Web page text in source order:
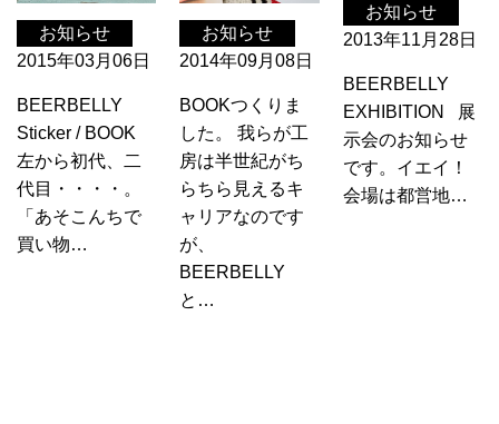
お知らせ
2015年03月06日
BEERBELLY
Sticker / BOOK
左から初代、二
代目・・・・。
「あそこんちで
買い物…
お知らせ
2014年09月08日
BOOKつくりま
した。 我らが工
房は半世紀がち
らちら見えるキ
ャリアなのです
が、
BEERBELLY
と…
お知らせ
2013年11月28日
BEERBELLY
EXHIBITION 展
示会のお知らせ
です。イエイ！
会場は都営地…